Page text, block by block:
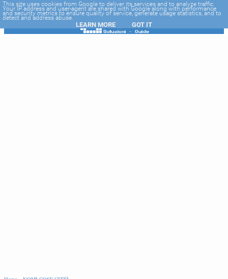
-->
This site uses cookies from Google to deliver its services and to analyze traffic.
Your IP address and user-agent are shared with Google along with performance
and security metrics to ensure quality of service, generate usage statistics, and to
detect and address abuse.
LEARN MORE GOT IT